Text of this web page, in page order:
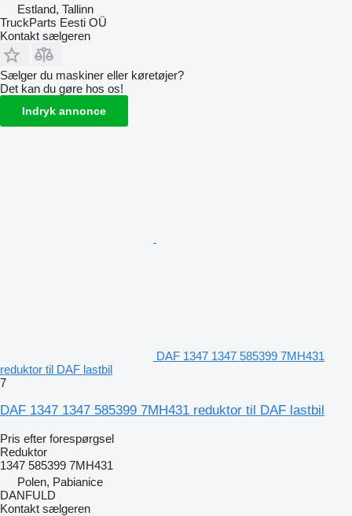
Estland, Tallinn
TruckParts Eesti OÜ
Kontakt sælgeren
Sælger du maskiner eller køretøjer?
Det kan du gøre hos os!
Indryk annonce
DAF 1347 1347 585399 7MH431
reduktor til DAF lastbil
7
DAF 1347 1347 585399 7MH431 reduktor til DAF lastbil
Pris efter forespørgsel
Reduktor
1347 585399 7MH431
Polen, Pabianice
DANFULD
Kontakt sælgeren